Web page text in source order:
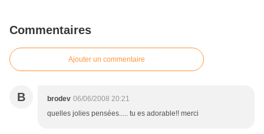
Commentaires
Ajouter un commentaire
B brodev 06/06/2008 20:21
quelles jolies pensées..... tu es adorable!! merci